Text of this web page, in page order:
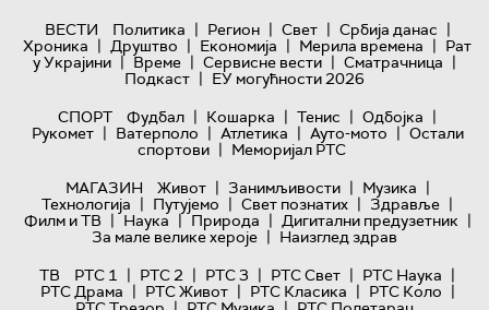
ВЕСТИ Политика | Регион | Свет | Србија данас |
Хроника | Друштво | Економија | Мерила времена | Рат
у Украјини | Време | Сервисне вести | Сматрачница |
Подкаст | ЕУ могућности 2026
СПОРТ
Фудбал | Кошарка | Тенис | Одбојка |
Рукомет | Ватерполо | Атлетика | Ауто-мото | Остали
спортови | Меморијал РТС
МАГАЗИН
Живот | Занимљивости | Музика |
Технологијa | Путујемо | Свет познатих | Здравље |
Филм и ТВ | Наука | Природа | Дигитални предузетник |
За мале велике хероје | Наизглед здрав
ТВ
РТС 1 | РТС 2 | РТС 3 | РТС Свет | РТС Наука |
РТС Драма | РТС Живот | РТС Класика | РТС Коло |